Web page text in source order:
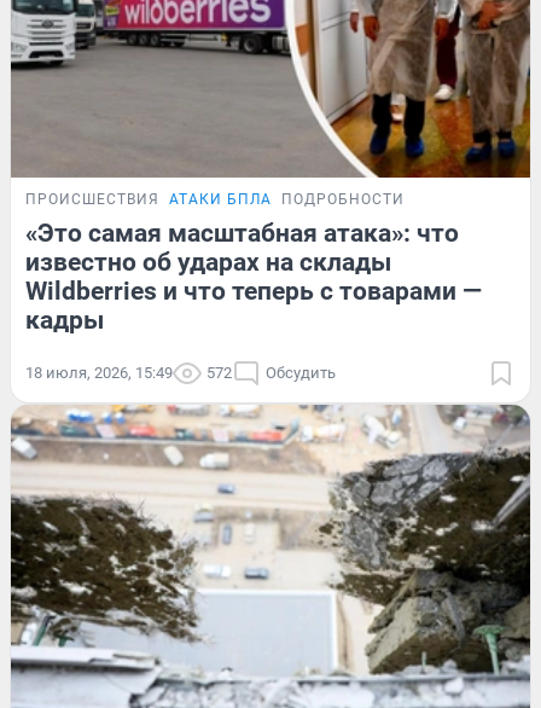
ПРОИСШЕСТВИЯ АТАКИ БПЛА ПОДРОБНОСТИ
«Это самая масштабная атака»: что
известно об ударах на склады
Wildberries и что теперь с товарами —
кадры
18 июля, 2026, 15:49 572 Обсудить